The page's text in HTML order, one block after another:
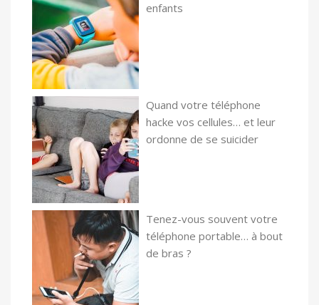
enfants
Quand votre téléphone
hacke vos cellules… et leur
ordonne de se suicider
Tenez-vous souvent votre
téléphone portable… à bout
de bras ?